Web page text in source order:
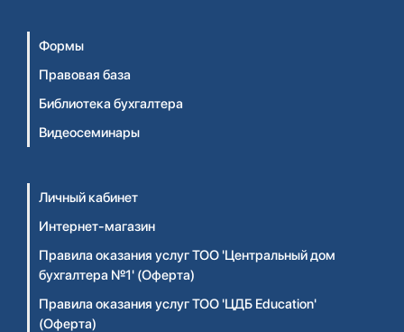
Формы
Правовая база
Библиотека бухгалтера
Видеосеминары
Личный кабинет
Интернет-магазин
Правила оказания услуг ТОО 'Центральный дом
бухгалтера №1' (Оферта)
Правила оказания услуг ТОО 'ЦДБ Education'
(Оферта)